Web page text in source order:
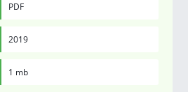
PDF
2019
1 mb